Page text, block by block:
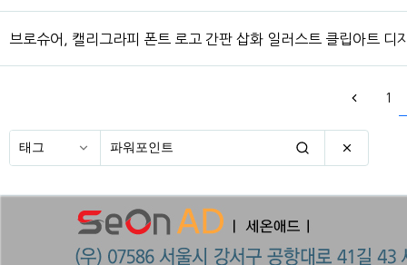
브로슈어, 캘리그라피 폰트 로고 간판 삽화 일러스트 클립아트 디
1